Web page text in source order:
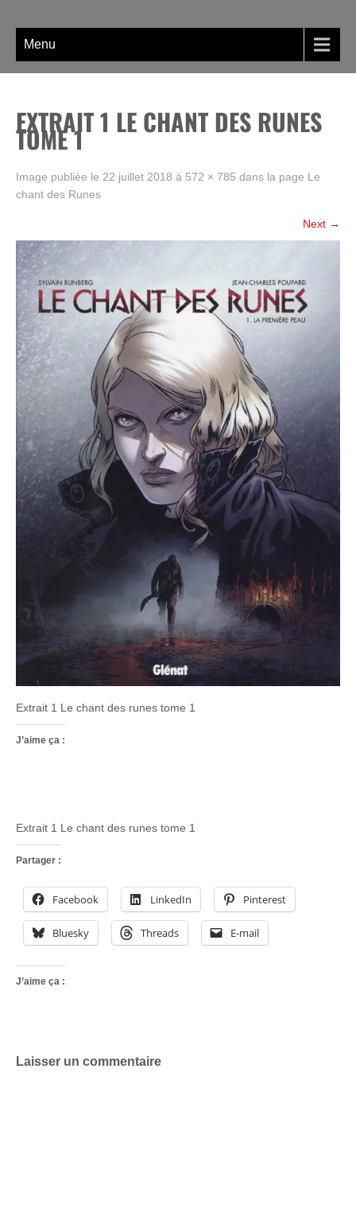
contentMenu
EXTRAIT 1 LE CHANT DES RUNES
TOME 1
Image publiée le 22 juillet 2018 à 572 × 785 dans la page Le
chant des Runes
Next →
Extrait 1 Le chant des runes tome 1
J’aime ça :
Extrait 1 Le chant des runes tome 1
Partager :
Facebook LinkedIn Pinterest
Bluesky Threads E-mail
J’aime ça :
Laisser un commentaire